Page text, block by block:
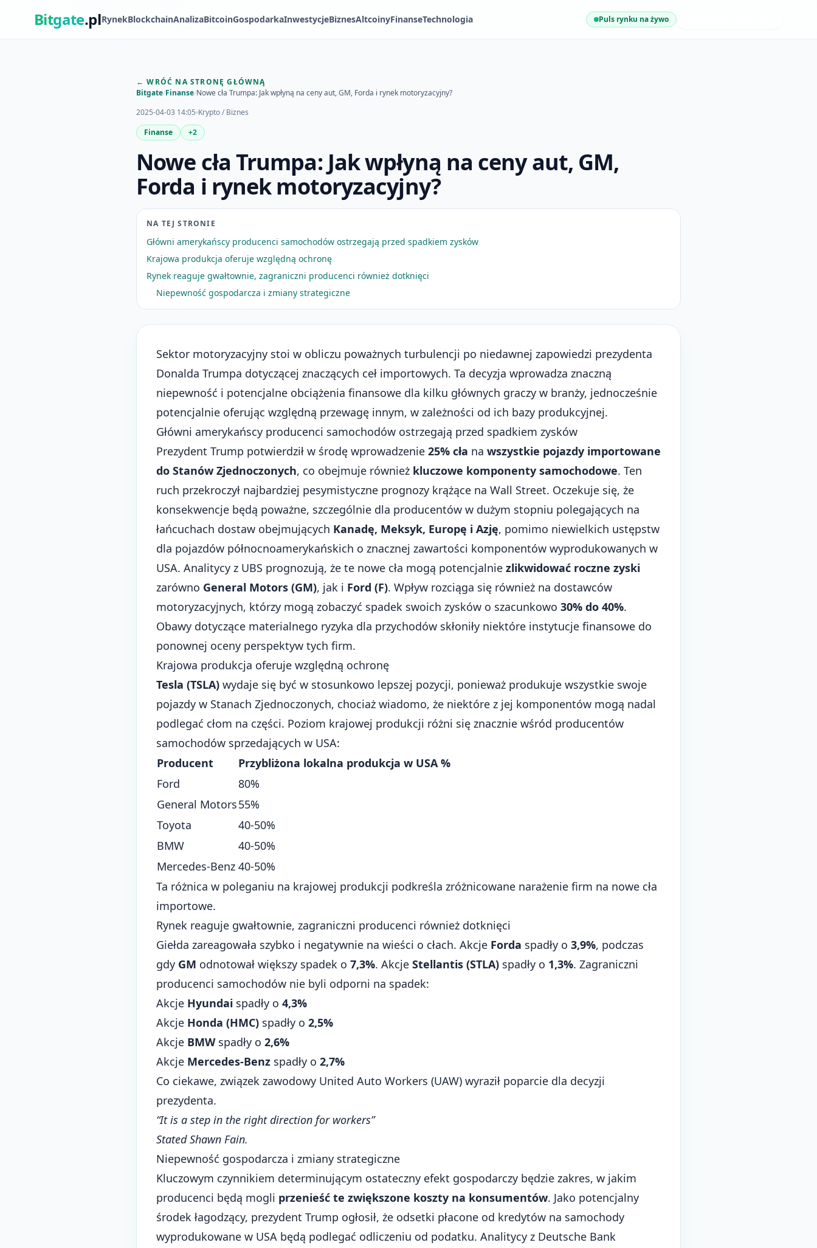
Bitgate.plRynekBlockchainAnalizaBitcoinGospodarkaInwestycjeBiznesAltcoinyFinanseTechnologia Puls rynku na żywo
← WRÓĆ NA STRONĘ GŁÓWNĄ
Bitgate/Finanse/Nowe cła Trumpa: Jak wpłyną na ceny aut, GM, Forda i rynek motoryzacyjny?
2025-04-03 14:05 Krypto / Biznes
Finanse
+2
Nowe cła Trumpa: Jak wpłyną na ceny aut, GM,
Forda i rynek motoryzacyjny?
NA TEJ STRONIE
Główni amerykańscy producenci samochodów ostrzegają przed spadkiem zysków
Krajowa produkcja oferuje względną ochronę
Rynek reaguje gwałtownie, zagraniczni producenci również dotknięci
Niepewność gospodarcza i zmiany strategiczne
Sektor motoryzacyjny stoi w obliczu poważnych turbulencji po niedawnej zapowiedzi prezydenta
Donalda Trumpa dotyczącej znaczących ceł importowych. Ta decyzja wprowadza znaczną
niepewność i potencjalne obciążenia finansowe dla kilku głównych graczy w branży, jednocześnie
potencjalnie oferując względną przewagę innym, w zależności od ich bazy produkcyjnej.
Główni amerykańscy producenci samochodów ostrzegają przed spadkiem zysków
Prezydent Trump potwierdził w środę wprowadzenie 25% cła na wszystkie pojazdy importowane
do Stanów Zjednoczonych, co obejmuje również kluczowe komponenty samochodowe. Ten
ruch przekroczył najbardziej pesymistyczne prognozy krążące na Wall Street. Oczekuje się, że
konsekwencje będą poważne, szczególnie dla producentów w dużym stopniu polegających na
łańcuchach dostaw obejmujących Kanadę, Meksyk, Europę i Azję, pomimo niewielkich ustępstw
dla pojazdów północnoamerykańskich o znacznej zawartości komponentów wyprodukowanych w
USA. Analitycy z UBS prognozują, że te nowe cła mogą potencjalnie zlikwidować roczne zyski
zarówno General Motors (GM), jak i Ford (F). Wpływ rozciąga się również na dostawców
motoryzacyjnych, którzy mogą zobaczyć spadek swoich zysków o szacunkowo 30% do 40%.
Obawy dotyczące materialnego ryzyka dla przychodów skłoniły niektóre instytucje finansowe do
ponownej oceny perspektyw tych firm.
Krajowa produkcja oferuje względną ochronę
Tesla (TSLA) wydaje się być w stosunkowo lepszej pozycji, ponieważ produkuje wszystkie swoje
pojazdy w Stanach Zjednoczonych, chociaż wiadomo, że niektóre z jej komponentów mogą nadal
podlegać cłom na części. Poziom krajowej produkcji różni się znacznie wśród producentów
samochodów sprzedających w USA:
Producent
Przybliżona lokalna produkcja w USA %
Ford
80%
General Motors55%
Toyota
40-50%
BMW
40-50%
Mercedes-Benz 40-50%
Ta różnica w poleganiu na krajowej produkcji podkreśla zróżnicowane narażenie firm na nowe cła
importowe.
Rynek reaguje gwałtownie, zagraniczni producenci również dotknięci
Giełda zareagowała szybko i negatywnie na wieści o cłach. Akcje Forda spadły o 3,9%, podczas
gdy GM odnotował większy spadek o 7,3%. Akcje Stellantis (STLA) spadły o 1,3%. Zagraniczni
producenci samochodów nie byli odporni na spadek:
Akcje Hyundai spadły o 4,3%
Akcje Honda (HMC) spadły o 2,5%
Akcje BMWspadły o 2,6%
Akcje Mercedes-Benz spadły o 2,7%
Co ciekawe, związek zawodowy United Auto Workers (UAW) wyraził poparcie dla decyzji
prezydenta.
“It is a step in the right direction for workers”
Stated Shawn Fain.
Niepewność gospodarcza i zmiany strategiczne
Kluczowym czynnikiem determinującym ostateczny efekt gospodarczy będzie zakres, w jakim
producenci będą mogli przenieść te zwiększone koszty na konsumentów. Jako potencjalny
środek łagodzący, prezydent Trump ogłosił, że odsetki płacone od kredytów na samochody
wyprodukowane w USA będą podlegać odliczeniu od podatku. Analitycy z Deutsche Bank